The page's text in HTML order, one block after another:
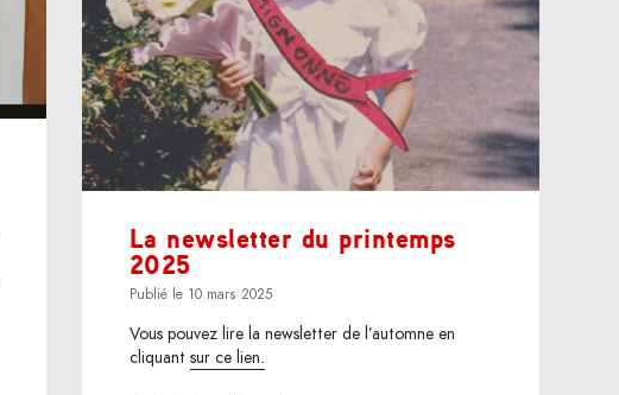
La newsletter du printemps
2025
Publié le 10 mars 2025
Vous pouvez lire la newsletter de l’automne en
cliquant sur ce lien.